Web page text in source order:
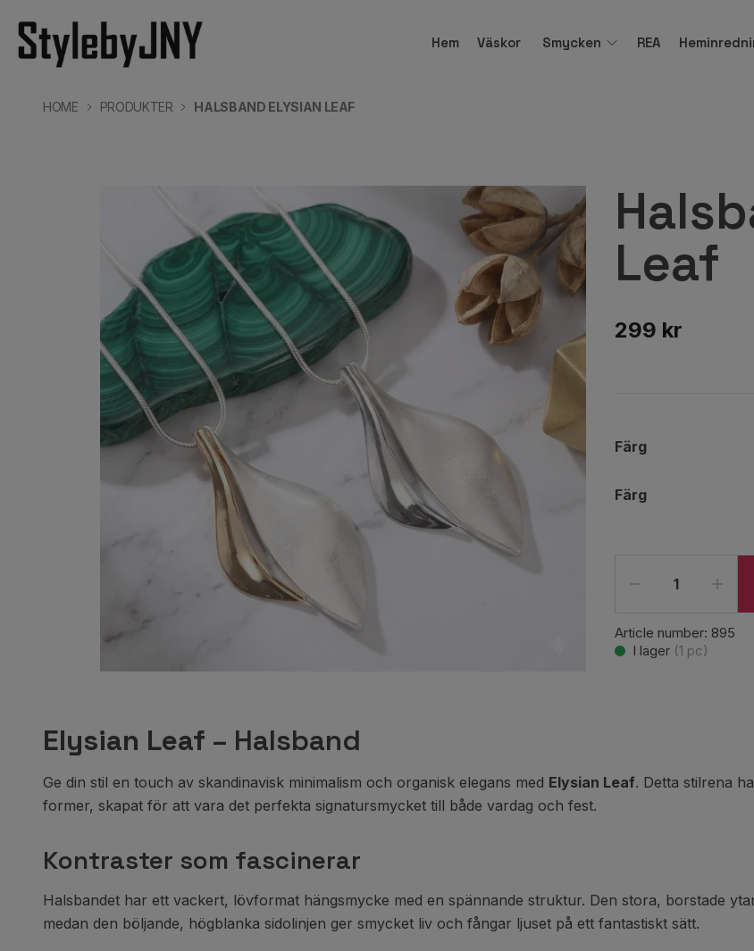
Hem Väskor Smycken REA
HOME PRODUKTER HALSBAND ELYSIAN LEAF
Leaf
299 kr
Färg
Färg
Article number: 895
I lager (1 pc)
Elysian Leaf – Halsband
Ge din stil en touch av skandinavisk minimalism och organisk elegans med Elysian Leaf. Detta stilrena
former, skapat för att vara det perfekta signatursmycket till både vardag och fest.
Kontraster som fascinerar
Halsbandet har ett vackert, lövformat hängsmycke med en spännande struktur. Den stora, borstade
medan den böljande, högblanka sidolinjen ger smycket liv och fångar ljuset på ett fantastiskt sätt.